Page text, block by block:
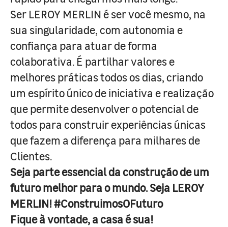
Ser LEROY MERLIN é ser você mesmo, na
sua singularidade, com autonomia e
confiança para atuar de forma
colaborativa. É partilhar valores e
melhores práticas todos os dias, criando
um espírito único de iniciativa e realização
que permite desenvolver o potencial de
todos para construir experiências únicas
que fazem a diferença para milhares de
Clientes.
Seja parte essencial da construção de um
futuro melhor para o mundo. Seja LEROY
MERLIN! #ConstruimosOFuturo
Fique à vontade, a casa é sua!